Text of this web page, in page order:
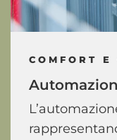
COMFORT E